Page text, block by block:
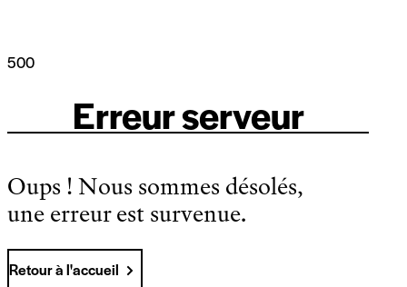
500
Erreur serveur
Oups ! Nous sommes désolés,
une erreur est survenue.
Retour à l'accueil